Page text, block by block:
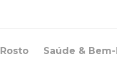
Rosto Saúde &